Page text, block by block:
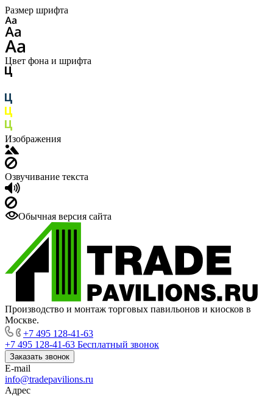
Размер шрифта
Цвет фона и шрифта
Изображения
Озвучивание текста
Обычная версия сайта
Производство и монтаж торговых павильонов и киосков в
Москве.
+7 495 128-41-63
+7 495 128-41-63 Бесплатный звонок
Заказать звонок
E-mail
info@tradepavilions.ru
Адрес